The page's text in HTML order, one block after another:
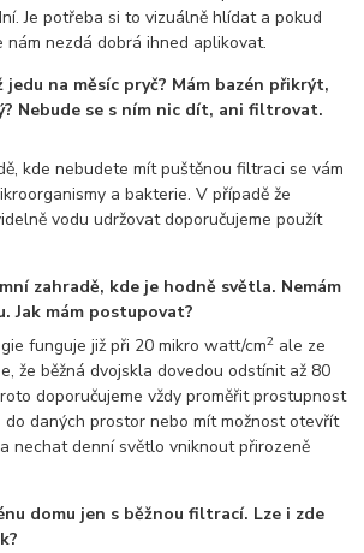
Je potřeba si to vizuálně hlídat a pokud
nám nezdá dobrá ihned aplikovat.
jedu na měsíc pryč? Mám bazén přikrýt,
Nebude se s ním nic dít, ani filtrovat.
kde nebudete mít puštěnou filtraci se vám
a bakterie. V případě že
vodu udržovat doporučujeme použít
zahradě, kde je hodně světla. Nemám
Jak mám postupovat?
funguje již při 20 mikro watt/cm2 ale ze
že běžná dvojskla dovedou odstínit až 80
doporučujeme vždy proměřit prostupnost
do daných prostor nebo mít možnost otevřít
nechat denní světlo vniknout přirozeně
domu jen s běžnou filtrací. Lze i zde